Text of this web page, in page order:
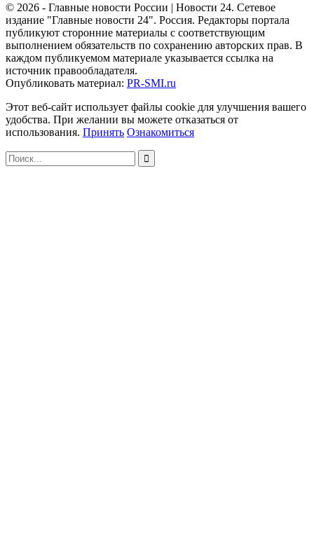
© 2026 - Главные новости России | Новости 24. Сетевое
издание "Главные новости 24". Россия. Редакторы портала
публикуют сторонние материалы с соответствующим
выполнением обязательств по сохранению авторских прав. В
каждом публикуемом материале указывается ссылка на
источник правообладателя.
Опубликовать материал: PR-SMI.ru
Этот веб-сайт использует файлы cookie для улучшения вашего
удобства. При желании вы можете отказаться от
использования. Принять Ознакомиться